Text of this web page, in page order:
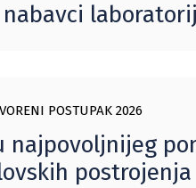
POSTUPAK 2026
najpovoljnijeg
postrojenja